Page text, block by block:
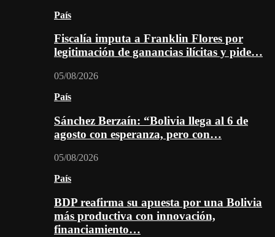
País
Fiscalía imputa a Franklin Flores por
legitimación de ganancias ilícitas y pide…
05/08/2026
País
Sánchez Berzaín: “Bolivia llega al 6 de
agosto con esperanza, pero con…
05/08/2026
País
BDP reafirma su apuesta por una Bolivia
más productiva con innovación,
financiamiento…